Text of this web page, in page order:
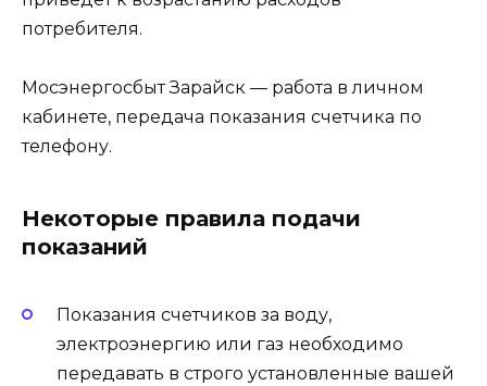
потребителя.
Мосэнергосбыт Зарайск — работа в личном
кабинете, передача показания счетчика по
телефону.
Некоторые правила подачи
показаний
Показания счетчиков за воду,
электроэнергию или газ необходимо
передавать в строго установленные вашей